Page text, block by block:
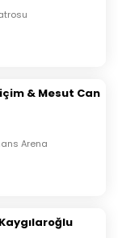
& Mesut Can
Arena